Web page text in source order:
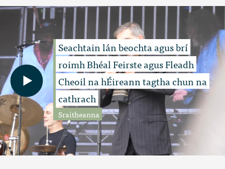
Seachtain lán beochta agus brí
roimh Bhéal Feirste agus Fleadh
Cheoil na hÉireann tagtha chun na
cathrach
Sraitheanna